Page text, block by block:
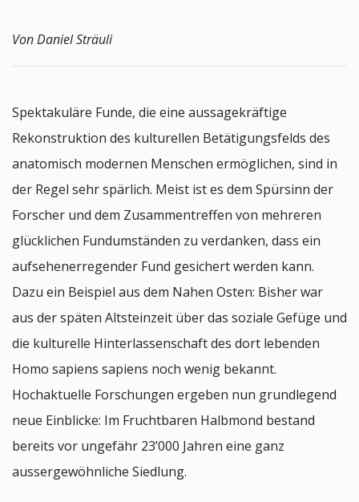
Von Daniel Sträuli
Spektakuläre Funde, die eine aussagekräftige
Rekonstruktion des kulturellen Betätigungsfelds des
anatomisch modernen Menschen ermöglichen, sind in
der Regel sehr spärlich. Meist ist es dem Spürsinn der
Forscher und dem Zusammentreffen von mehreren
glücklichen Fundumständen zu verdanken, dass ein
aufsehenerregender Fund gesichert werden kann.
Dazu ein Beispiel aus dem Nahen Osten: Bisher war
aus der späten Altsteinzeit über das soziale Gefüge und
die kulturelle Hinterlassenschaft des dort lebenden
Homo sapiens sapiens noch wenig bekannt.
Hochaktuelle Forschungen ergeben nun grundlegend
neue Einblicke: Im Fruchtbaren Halbmond bestand
bereits vor ungefähr 23’000 Jahren eine ganz
aussergewöhnliche Siedlung.